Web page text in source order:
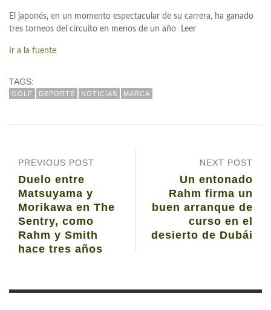
El japonés, en un momento espectacular de su carrera, ha ganado
tres torneos del circuito en menos de un año Leer
Ir a la fuente
TAGS:
GOLF DEPORTE NOTICIAS MARCA
NEXT POST
Un entonado
Rahm firma un
buen arranque de
curso en el
desierto de Dubái
PREVIOUS POST
Duelo entre
Matsuyama y
Morikawa en The
Sentry, como
Rahm y Smith
hace tres años